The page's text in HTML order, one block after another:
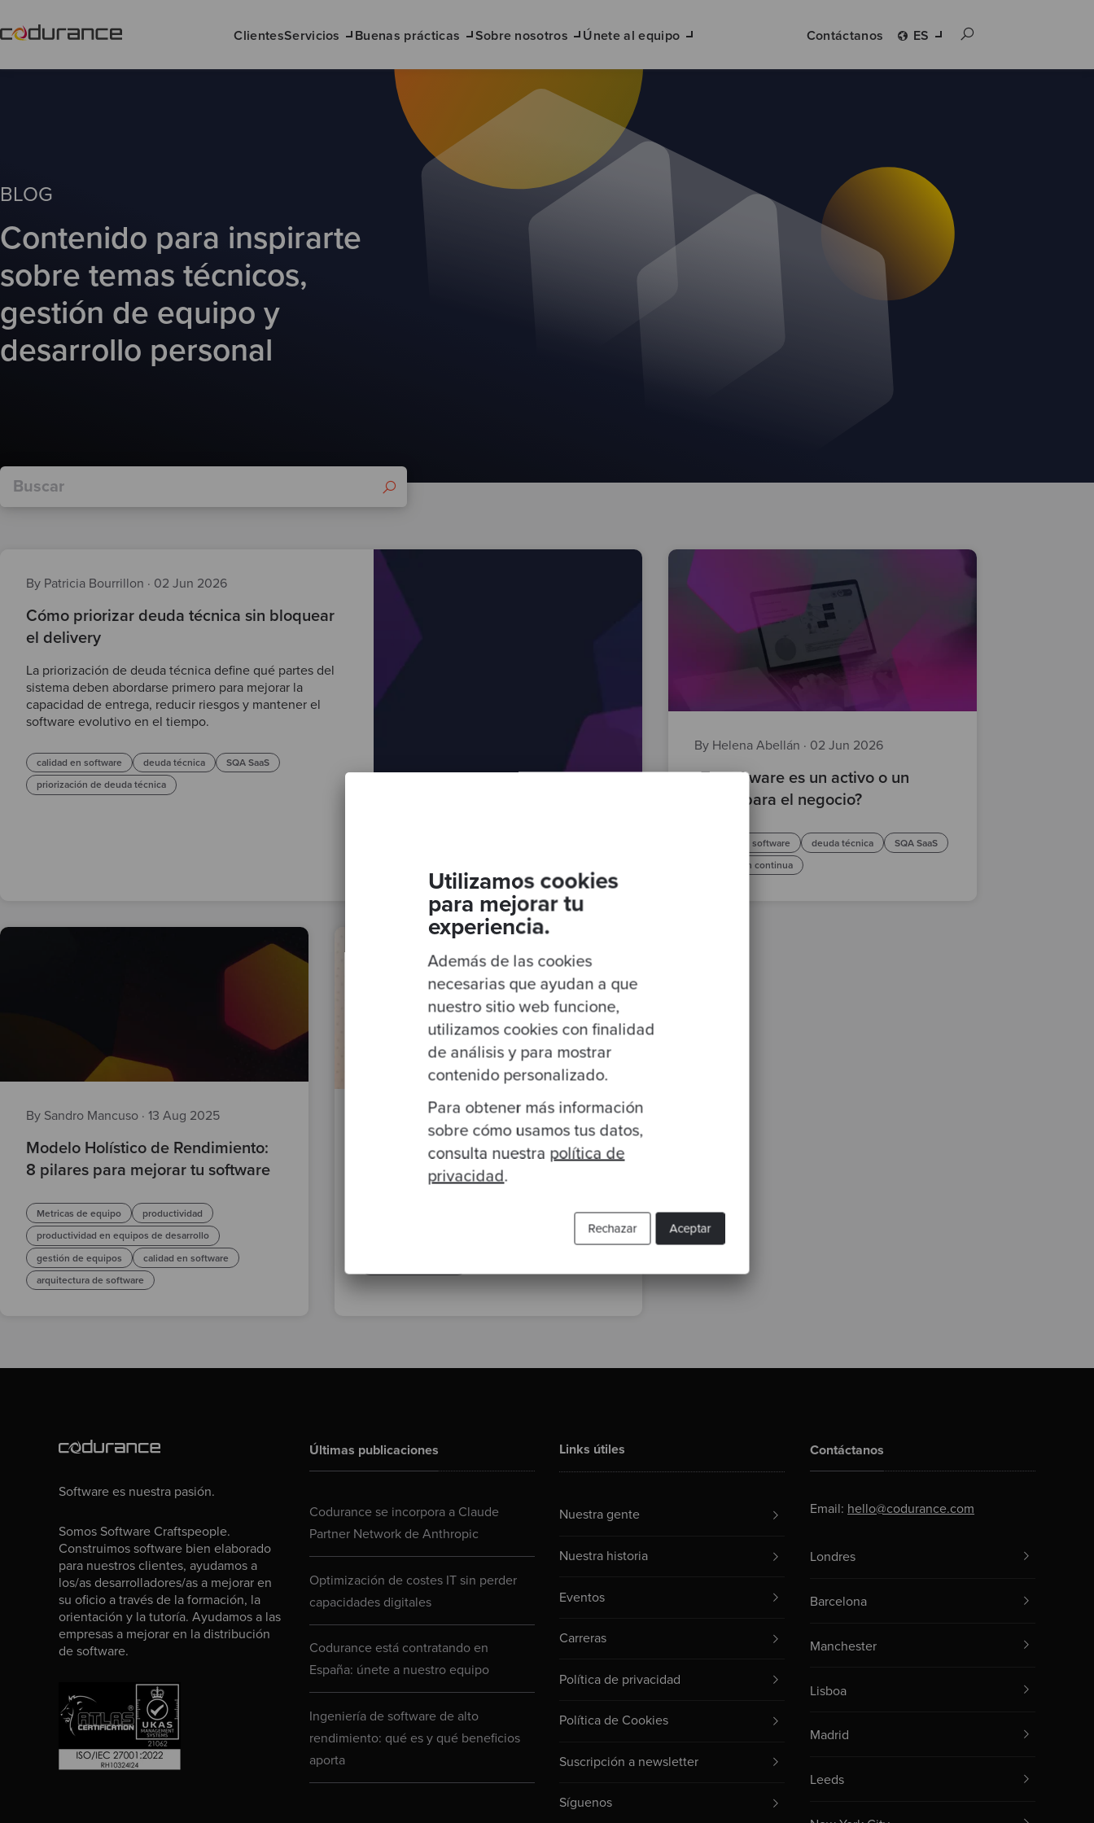
Utilizamos cookies
para mejorar tu
experiencia.
Además de las cookies
necesarias que ayudan a que
nuestro sitio web funcione,
utilizamos cookies con finalidad
de análisis y para mostrar
contenido personalizado.
Para obtener más información
sobre cómo usamos tus datos,
consulta nuestra política de
privacidad.
Aceptar
Rechazar
ClientesServicios Buenas prácticas Sobre nosotros Únete al equipo Contáctanos ES
BLOG
Contenido para inspirarte
sobre temas técnicos,
gestión de equipo y
desarrollo personal
By Patricia Bourrillon · 02 Jun 2026
Cómo priorizar deuda técnica sin bloquear
el delivery
La priorización de deuda técnica define qué partes del
sistema deben abordarse primero para mejorar la
capacidad de entrega, reducir riesgos y mantener el
software evolutivo en el tiempo.
calidad en software deuda técnica
SQA SaaS
priorización de deuda técnica
By Helena Abellán · 02 Jun 2026
¿Tu software es un activo o un
riesgo para el negocio?
calidad en software deuda técnica
SQA SaaS
evaluación continua
By Sandro Mancuso · 13 Aug 2025
Modelo Holístico de Rendimiento:
8 pilares para mejorar tu software
Metricas de equipo
productividad
productividad en equipos de desarrollo
gestión de equipos
calidad en software
arquitectura de software
By María Dueñas· 07 Jun 2022
Pensamiento Lean en el desarrollo
de software
mejora continua
Software es nuestra pasión.
Somos Software Craftspeople.
Construimos software bien elaborado
para nuestros clientes, ayudamos a
los/as desarrolladores/as a mejorar en
su oficio a través de la formación, la
orientación y la tutoría. Ayudamos a las
empresas a mejorar en la distribución
de software.
Últimas publicaciones
Codurance se incorpora a Claude
Partner Network de Anthropic
Optimización de costes IT sin perder
capacidades digitales
Codurance está contratando en
España: únete a nuestro equipo
Ingeniería de software de alto
rendimiento: qué es y qué beneficios
aporta
Links útiles
Nuestra gente
Nuestra historia
Eventos
Carreras
Política de privacidad
Política de Cookies
Suscripción a newsletter
Síguenos
Contáctanos
Email: hello@codurance.com
Londres
Barcelona
Manchester
Lisboa
Madrid
Leeds